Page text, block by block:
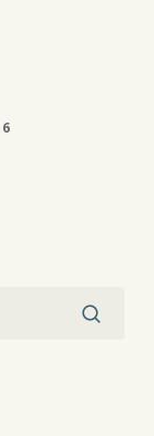
6